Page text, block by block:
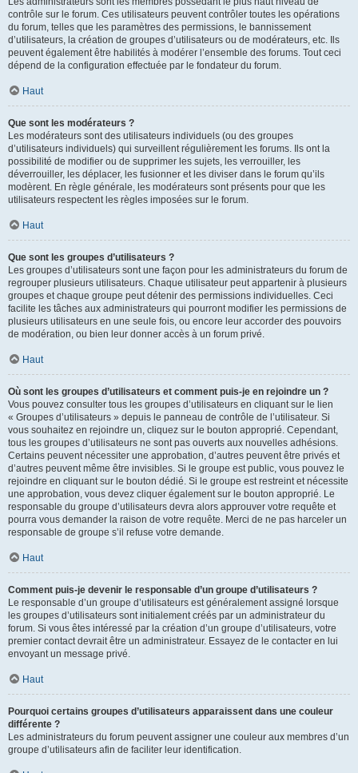
contrôle sur le forum. Ces utilisateurs peuvent contrôler toutes les opérations
du forum, telles que les paramètres des permissions, le bannissement
d’utilisateurs, la création de groupes d’utilisateurs ou de modérateurs, etc. Ils
peuvent également être habilités à modérer l’ensemble des forums. Tout ceci
dépend de la configuration effectuée par le fondateur du forum.
Haut
Que sont les modérateurs ?
Les modérateurs sont des utilisateurs individuels (ou des groupes
d’utilisateurs individuels) qui surveillent régulièrement les forums. Ils ont la
possibilité de modifier ou de supprimer les sujets, les verrouiller, les
déverrouiller, les déplacer, les fusionner et les diviser dans le forum qu’ils
modèrent. En règle générale, les modérateurs sont présents pour que les
utilisateurs respectent les règles imposées sur le forum.
Haut
Que sont les groupes d’utilisateurs ?
Les groupes d’utilisateurs sont une façon pour les administrateurs du forum de
regrouper plusieurs utilisateurs. Chaque utilisateur peut appartenir à plusieurs
groupes et chaque groupe peut détenir des permissions individuelles. Ceci
facilite les tâches aux administrateurs qui pourront modifier les permissions de
plusieurs utilisateurs en une seule fois, ou encore leur accorder des pouvoirs
de modération, ou bien leur donner accès à un forum privé.
Haut
Où sont les groupes d’utilisateurs et comment puis-je en rejoindre un ?
Vous pouvez consulter tous les groupes d’utilisateurs en cliquant sur le lien
« Groupes d’utilisateurs » depuis le panneau de contrôle de l’utilisateur. Si
vous souhaitez en rejoindre un, cliquez sur le bouton approprié. Cependant,
tous les groupes d’utilisateurs ne sont pas ouverts aux nouvelles adhésions.
Certains peuvent nécessiter une approbation, d’autres peuvent être privés et
d’autres peuvent même être invisibles. Si le groupe est public, vous pouvez le
rejoindre en cliquant sur le bouton dédié. Si le groupe est restreint et nécessite
une approbation, vous devez cliquer également sur le bouton approprié. Le
responsable du groupe d’utilisateurs devra alors approuver votre requête et
pourra vous demander la raison de votre requête. Merci de ne pas harceler un
responsable de groupe s’il refuse votre demande.
Haut
Comment puis-je devenir le responsable d’un groupe d’utilisateurs ?
Le responsable d’un groupe d’utilisateurs est généralement assigné lorsque
les groupes d’utilisateurs sont initialement créés par un administrateur du
forum. Si vous êtes intéressé par la création d’un groupe d’utilisateurs, votre
premier contact devrait être un administrateur. Essayez de le contacter en lui
envoyant un message privé.
Haut
Pourquoi certains groupes d’utilisateurs apparaissent dans une couleur
différente ?
Les administrateurs du forum peuvent assigner une couleur aux membres d’un
groupe d’utilisateurs afin de faciliter leur identification.